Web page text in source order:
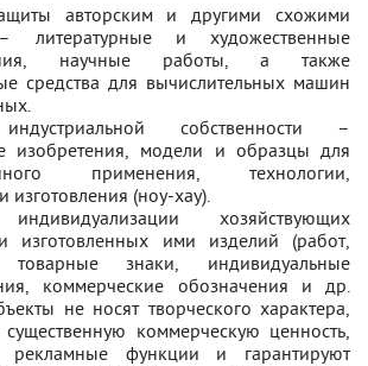
авторским и другими схожими
литературные и художественные
научные работы, а также
средства для вычислительных машин
собственности –
изобретения, модели и образцы для
применения, технологии,
изготовления (ноу-хау).
хозяйствующих
изготовленных ими изделий (работ,
знаки, индивидуальные
коммерческие обозначения и др.
не носят творческого характера,
коммерческую ценность,
рекламные функции и гарантируют